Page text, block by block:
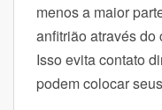
menos a maior
anfitrião através do
Isso evita contato
podem colocar